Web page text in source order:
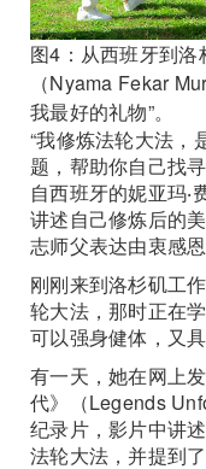
图4：从西班牙到洛
（Nyama Fekar
我最好的礼物”。
“我修炼法轮大法，
题，帮助你自己找
自西班牙的妮亚玛‧
讲述自己修炼后的
志师父表达由衷感恩
刚刚来到洛杉矶工
轮大法，那时正在
可以强身健体，又
有一天，她在网上
代》（Legends
纪录片，影片中讲
法轮大法，并提到